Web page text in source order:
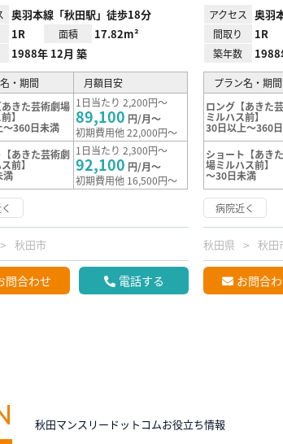
奥羽本線「秋田駅」徒歩18分
1R 面積 17.82m²
1988年 12月 築
・期間
月額目安
きた芸術劇場
】
～360日未満
1日当たり 2,200円～
89,100 円/月～
初期費用他 22,000円～
あきた芸術劇
前】
満
1日当たり 2,300円～
92,100 円/月～
初期費用他 16,500円～
秋田市
問合わせ 電話する
アクセス 奥羽
間取り 1R
築年数 1988
プラン名・期間
ロング【あきた
ミルハス前】
30日以上～360
ショート【あき
場ミルハス前】
～30日未満
病院近く
秋田県 秋田
お問合
秋田マンスリードットコムお役立ち情報